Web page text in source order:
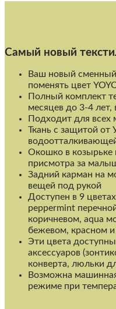
Cамый новый
Ваш новый сменный
поменять цвет
Полный комплект
месяцев до 3-4
Подходит для всех
Ткань с защитой от
Окошко в козырьке
присмотра за
Задний карман на
вещей под рукой
Доступен в 9
peppermint
коричневом, aqua
бежевом, красном
Эти цвета
аксессуаров
конверта, люльки
Возможна
режиме при